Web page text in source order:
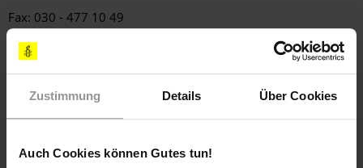
Zustimmung Details Über Cookies
Auch Cookies können Gutes tun!
Fax: 030 - 477 10 49
E-Mail:
(Standardbrief: 0,70 Euro)
LÄNDER